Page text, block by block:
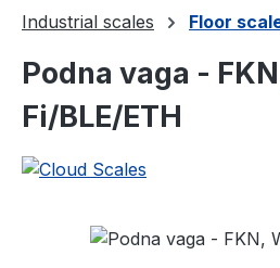
Industrial scales Floor
Podna vaga -
Fi/BLE/ETH